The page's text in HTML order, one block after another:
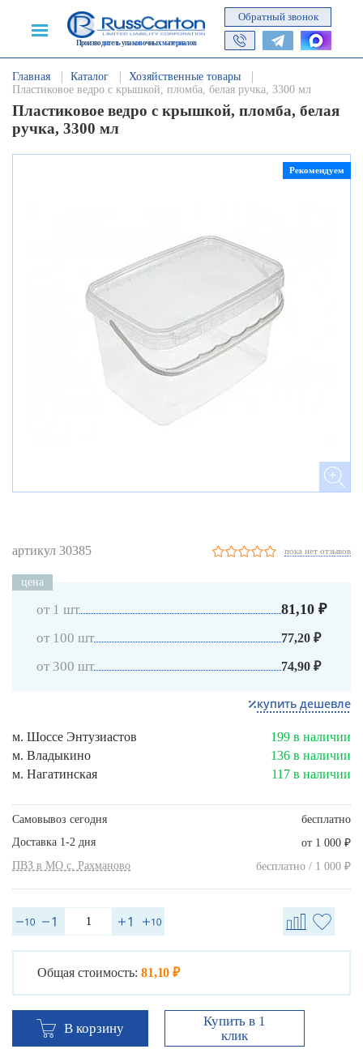
Производитель упаковочных материалов
Обратный звонок
Главная Каталог
Хозяйственные товары
Пластиковое ведро с крышкой, пломба, белая ручка, 3300 мл
Пластиковое ведро с крышкой, пломба, белая
ручка, 3300 мл
Рекомендуем
артикул 30385 пока нет отзывов
цена
от 1 шт 81,10 ₽
от 100 шт 77,20 ₽
от 300 шт 74,90 ₽
купить дешевле
м. Шоссе Энтузиастов
199 в наличии
м. Владыкино
136 в наличии
м. Нагатинская
117 в наличии
Самовывоз сегодня
бесплатно
Доставка 1-2 дня
от 1 000 ₽
ПВЗ в МО с. Рахманово бесплатно / 1 000 ₽
Общая стоимость: 81,10 ₽
В корзину
Купить в 1
клик